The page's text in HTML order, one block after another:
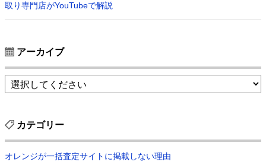
取り専門店がYouTubeで解説
アーカイブ
カテゴリー
オレンジが一括査定サイトに掲載しない理由